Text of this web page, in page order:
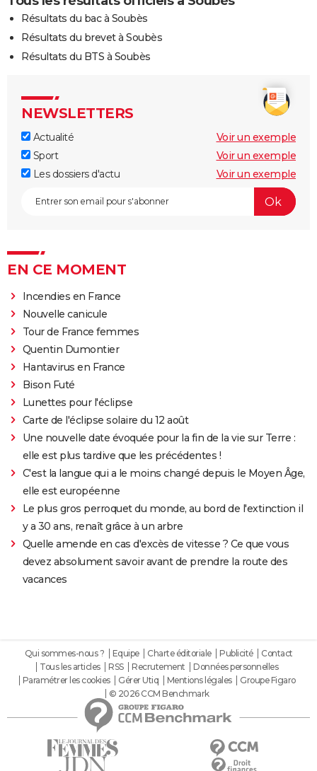
Résultats du bac à Soubès
Résultats du brevet à Soubès
Résultats du BTS à Soubès
NEWSLETTERS
Actualité
Voir un exemple
Sport
Voir un exemple
Les dossiers d'actu
Voir un exemple
EN CE MOMENT
Incendies en France
Nouvelle canicule
Tour de France femmes
Quentin Dumontier
Hantavirus en France
Bison Futé
Lunettes pour l'éclipse
Carte de l'éclipse solaire du 12 août
Une nouvelle date évoquée pour la fin de la vie sur Terre :
elle est plus tardive que les précédentes !
C'est la langue qui a le moins changé depuis le Moyen Âge,
elle est européenne
Le plus gros perroquet du monde, au bord de l'extinction il
y a 30 ans, renaît grâce à un arbre
Quelle amende en cas d'excès de vitesse ? Ce que vous
devez absolument savoir avant de prendre la route des
vacances
Qui sommes-nous ? Equipe Charte éditoriale Publicité
Contact
Tous les articles
RSS Recrutement
Données personnelles
Paramétrer les cookies
Gérer Utiq Mentions légales
Groupe Figaro
© 2026 CCM Benchmark